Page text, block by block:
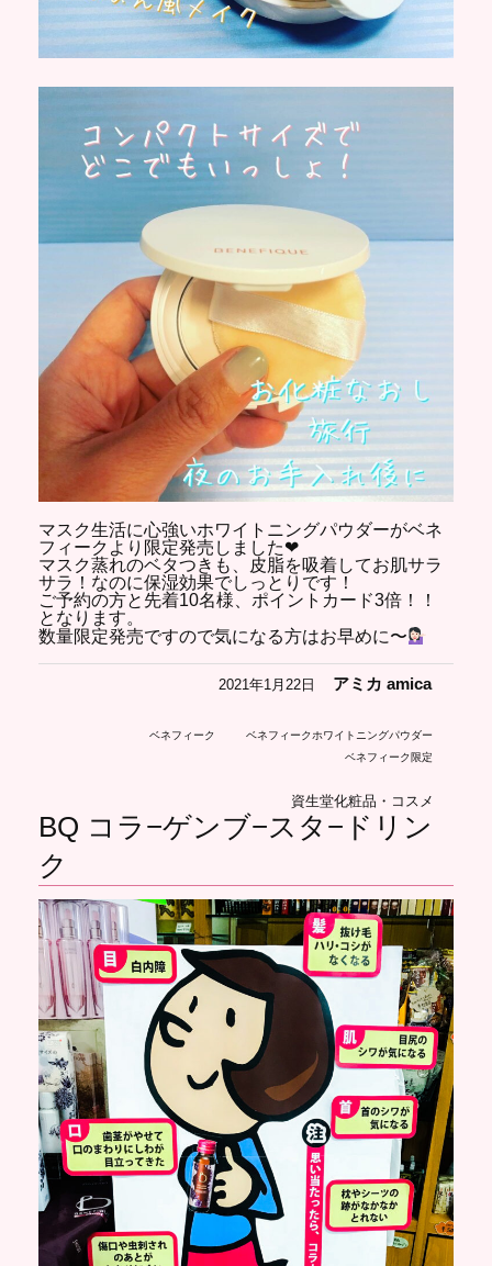
マスク生活に心強いホワイトニングパウダーがベネ
フィークより限定発売しました❤︎
マスク蒸れのベタつきも、皮脂を吸着してお肌サラ
サラ！なのに保湿効果でしっとりです！
ご予約の方と先着10名様、ポイントカード3倍！！
となります。
数量限定発売ですので気になる方はお早めに〜
2021年1月22日 アミカ amica
ベネフィーク
ベネフィークホワイトニングパウダー
ベネフィーク限定
資生堂化粧品・コスメ
BQ コラ−ゲンブ−スタ−ドリン
ク